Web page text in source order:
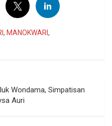
, MANOKWARI,
Wondama, Simpatisan
Auri